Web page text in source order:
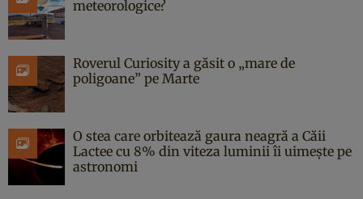
meteorologice?
Roverul Curiosity a găsit o „mare de
poligoane” pe Marte
O stea care orbitează gaura neagră a Căii
Lactee cu 8% din viteza luminii îi uimește pe
astronomi